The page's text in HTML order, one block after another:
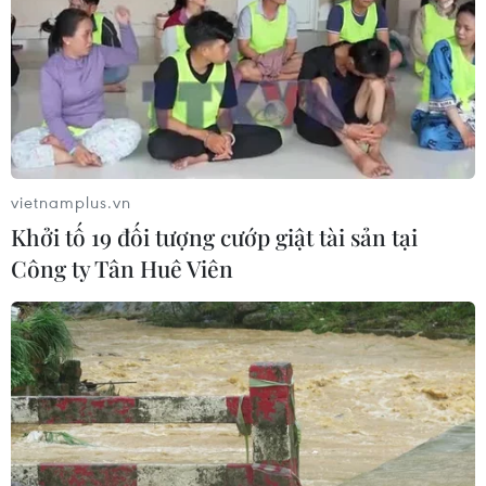
quy tập hài cốt liệt sỹ
07/08/2026 08:45
Những định hướng lớn
trong thực hiện Nghị quyết 57-
NQ/TW
07/08/2026 08:18
Tây Ninh thúc đẩy bình dân học vụ
số, tạo động lực phát triển kinh tế số
07/08/2026 07:17
"Doanh nghiệp phải là lực lượng
nòng cốt phát triển công nghệ chiến
vietnamplus.vn
Khởi tố 19 đối tượng cướp giật tài sản tại
Công ty Tân Huê Viên